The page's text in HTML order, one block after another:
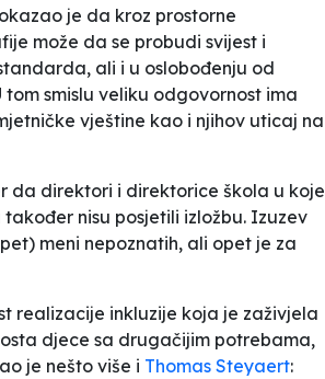
je da kroz prostorne
može da se probudi svijest i
ali i u oslobođenju od
smislu veliku odgovornost ima
vještine kao i njihov uticaj na
da direktori i direktorice škola u koje
nisu posjetili izložbu. Izuzev
meni nepoznatih, ali opet je za
realizacije inkluzije koja je zaživjela
djece sa drugačijim potrebama,
je nešto više i Thomas Steyaert: